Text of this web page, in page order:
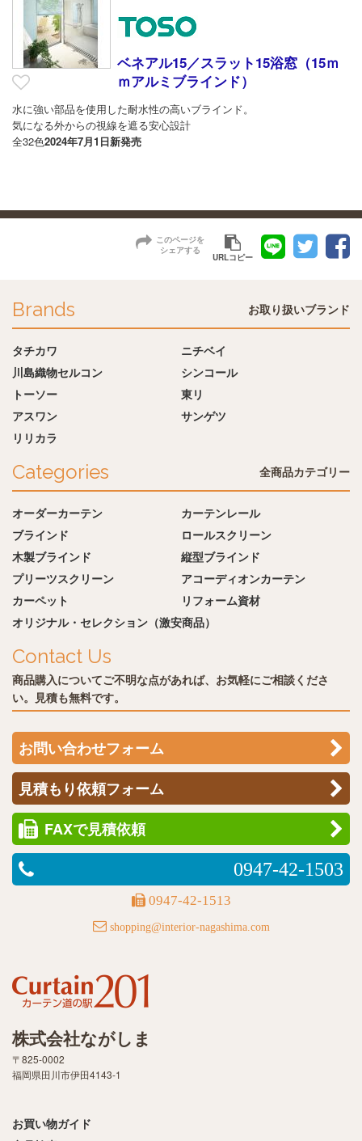
ベネアル15／スラット15浴窓（15ｍ
ｍアルミブラインド）
水に強い部品を使用した耐水性の高いブラインド。
気になる外からの視線を遮る安心設計
全32色2024年7月1日新発売
このページを
シェアする
URLコピー
Brands お取り扱いブランド
タチカワ
ニチベイ
川島織物セルコン
シンコール
トーソー
東リ
アスワン
サンゲツ
リリカラ
Categories 全商品カテゴリー
オーダーカーテン
カーテンレール
ブラインド
ロールスクリーン
木製ブラインド
縦型ブラインド
プリーツスクリーン
アコーディオンカーテン
カーペット
リフォーム資材
オリジナル・セレクション（激安商品）
Contact Us
商品購入についてご不明な点があれば、お気軽にご相談くださ
い。見積も無料です。
お問い合わせフォーム
見積もり依頼フォーム
FAXで見積依頼
0947-42-1503
0947-42-1513
shopping@interior-nagashima.com
株式会社ながしま
〒825-0002
福岡県田川市伊田4143-1
お買い物ガイド